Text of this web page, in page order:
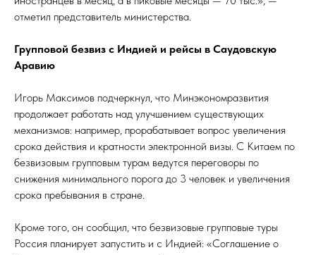
отметил представитель министерства.
Групповой безвиз с Индией и рейсы в Саудовскую
Аравию
Игорь Максимов подчеркнул, что Минэкономразвития
продолжает работать над улучшением существующих
механизмов: например, прорабатывает вопрос увеличения
срока действия и кратности электронной визы. С Китаем по
безвизовым групповым турам ведутся переговоры по
снижения минимального порога до 3 человек и увеличения
срока пребывания в стране.
Кроме того, он сообщил, что безвизовые групповые туры
Россия планирует запустить и с Индией: «Соглашение о